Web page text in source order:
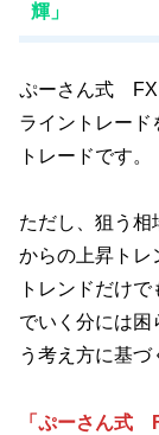
輝」
ぷーさん式 FX
ライントレード
トレードです。
ただし、狙う相
からの上昇トレ
トレンドだけ
でいく分には困
う考え方に基づ
「ぷーさん式